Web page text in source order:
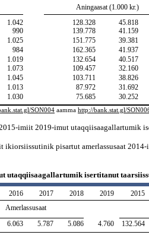
Aningaasat (1.000 kr.)
1.042 128.328 45.818
990 139.778 41.159
1.025 151.775 39.381
984 162.365 41.937
1.019 132.654 40.517
1.073 109.457 32.160
1.045 103.711 38.826
1.013 87.972 31.692
1.030 75.685 30.252
SON004 aamma http://bank.stat.gl/
imiit 2019-imut utaqqiisaagallartumik
ikiorsiissutinik pisartut amerlassusaat
utaqqiisaagallartumik isertitanut
2016 2017 2018 2019 2015
Amerlassusaat
6.063 5.787 5.086 4.760 132.564